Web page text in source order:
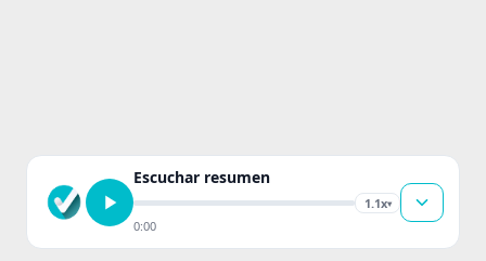
Escuchar resumen
1.1x▾
0:00